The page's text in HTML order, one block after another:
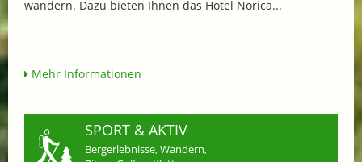
wandern. Dazu bieten Ihnen das Hotel Norica...
Mehr Informationen
SPORT & AKTIV
Bergerlebnisse, Wandern,